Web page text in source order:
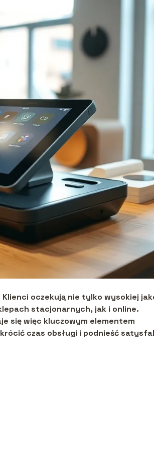
oczekują nie tylko wysokiej
stacjonarnych, jak i online.
się więc kluczowym elementem
czas obsługi i podnieść